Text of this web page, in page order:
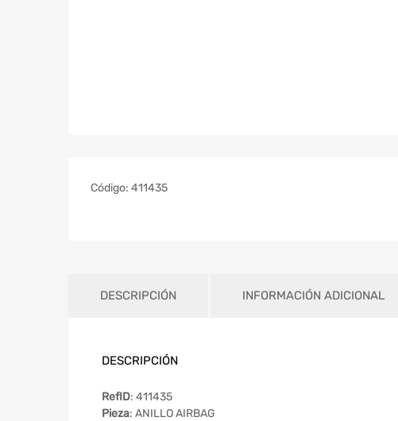
Código: 411435
DESCRIPCIÓN INFORMACIÓN ADICIONAL
DESCRIPCIÓN
RefID: 411435
Pieza: ANILLO AIRBAG